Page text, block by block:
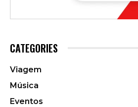
CATEGORIES
Viagem
Música
Eventos